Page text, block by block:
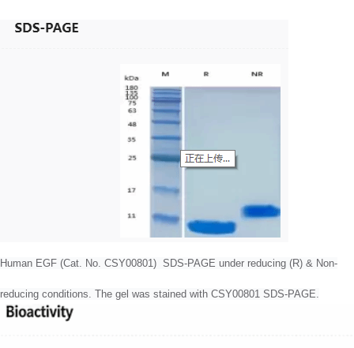
Human EGF (Cat. No. CSY00801) SDS-PAGE under reducing (R) & Non-
reducing conditions. The gel was stained with CSY00801 SDS-PAGE.